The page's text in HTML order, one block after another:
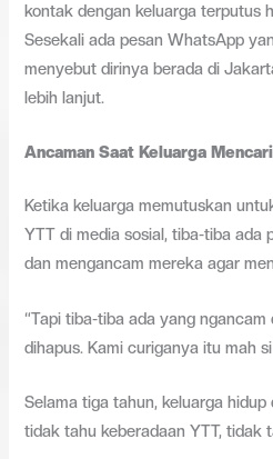
kontak dengan keluarga terputus
Sesekali ada pesan WhatsApp
menyebut dirinya berada di
lebih lanjut.
Ancaman Saat Keluarga Mencari
Ketika keluarga memutuskan
YTT di media sosial, tiba-tiba ada
dan mengancam mereka agar
“Tapi tiba-tiba ada yang
dihapus. Kami curiganya itu mah
Selama tiga tahun, keluarga
tidak tahu keberadaan YTT, tidak